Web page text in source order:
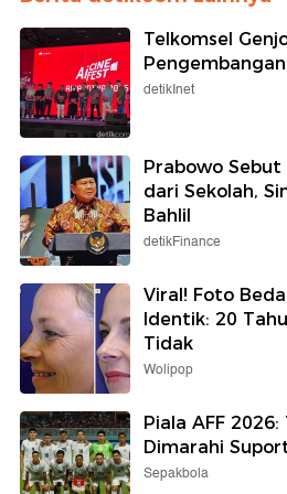
Telkomsel
detikInet
Prabowo Sebut
dari Sekolah,
Bahlil
detikFinance
Viral! Foto
Identik: 20
Tidak
Wolipop
Piala AFF
Dimarahi
Sepakbola